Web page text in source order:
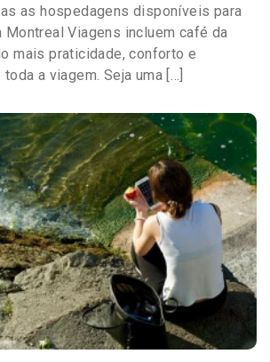
as hospedagens disponíveis para
Viagens incluem café da
mais praticidade, conforto e
a viagem. Seja uma […]